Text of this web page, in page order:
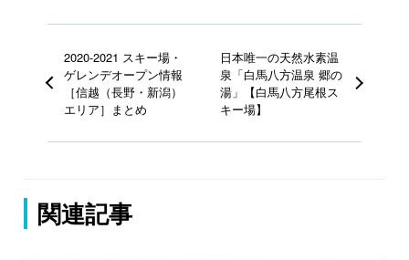
2020-2021 スキー場・
ゲレンデオープン情報
［信越（長野・新潟）
エリア］まとめ
日本唯一の天然水素温
泉「白馬八方温泉 郷の
湯」【白馬八方尾根ス
キー場】
関連記事